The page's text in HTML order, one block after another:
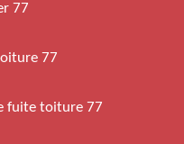
77
77
fuite toiture 77